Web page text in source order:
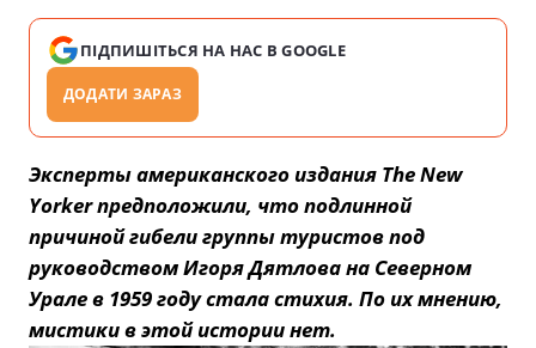
ПІДПИШІТЬСЯ НА НАС В GOOGLE
ДОДАТИ ЗАРАЗ
Эксперты американского издания The New
Yorker предположили, что подлинной
причиной гибели группы туристов под
руководством Игоря Дятлова на Северном
Урале в 1959 году стала стихия. По их мнению,
мистики в этой истории нет.